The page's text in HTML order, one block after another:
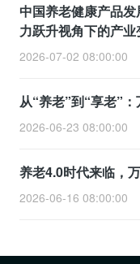
中国养老健康产品
力跃升视角下的产业
2026-07-02 08:00:00
从“养老”到“享老”
2026-06-23 08:00:00
养老4.0时代来临，
2026-06-16 08:00:00